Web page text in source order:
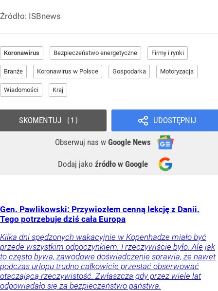
Źródło: ISBnews
Koronawirus Bezpieczeństwo energetyczne Firmy i rynki
Branże Koronawirus w Polsce Gospodarka Motoryzacja
Wiadomości Kraj
UDOSTĘPNIJ
Obserwuj nas w Google News
Dodaj jako źródło w Google
SKOMENTUJ 1
Gen. Pawlikowski: Przywiozłem cenną lekcję z Danii.
Tego potrzebuje dziś cała Europa
Kilka dni spędzonych wakacyjnie w Kopenhadze miało być
przede wszystkim odpoczynkiem. I rzeczywiście było. Ale jak
to często bywa, zawodowe doświadczenie sprawia, że nawet
podczas urlopu trudno całkowicie przestać obserwować
otaczającą rzeczywistość. Zwłaszcza gdy przez wiele lat
odpowiadało się za bezpieczeństwo państwa.